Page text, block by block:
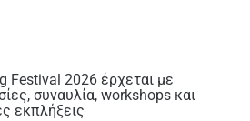
Festival 2026 έρχεται με
συναυλία, workshops και
εκπλήξεις